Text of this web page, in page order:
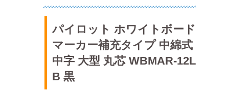
パイロット ホワイトボード
マーカー補充タイプ 中綿式
中字 大型 丸芯 WBMAR-12L-
B 黒